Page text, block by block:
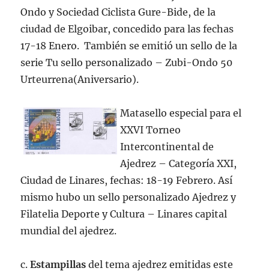
Ondo y Sociedad Ciclista Gure-Bide, de la
ciudad de Elgoibar, concedido para las fechas
17-18 Enero. También se emitió un sello de la
serie Tu sello personalizado – Zubi-Ondo 50
Urteurrena(Aniversario).
Matasello especial para el
XXVI Torneo
Intercontinental de
Ajedrez – Categoría XXI,
Ciudad de Linares, fechas: 18-19 Febrero. Así
mismo hubo un sello personalizado Ajedrez y
Filatelia Deporte y Cultura – Linares capital
mundial del ajedrez.
c.Estampillas del tema ajedrez emitidas este